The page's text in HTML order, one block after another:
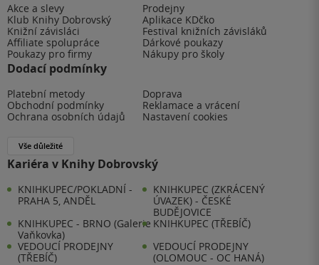
Akce a slevy
Prodejny
Klub Knihy Dobrovský
Aplikace KDčko
Knižní závisláci
Festival knižních závisláků
Affiliate spolupráce
Dárkové poukazy
Poukazy pro firmy
Nákupy pro školy
Dodací podmínky
Platební metody
Doprava
Obchodní podmínky
Reklamace a vrácení
Ochrana osobních údajů
Nastavení cookies
Vše důležité
Kariéra v Knihy Dobrovský
KNIHKUPEC/POKLADNÍ -
PRAHA 5, ANDĚL
KNIHKUPEC (ZKRÁCENÝ
ÚVAZEK) - ČESKÉ
BUDĚJOVICE
KNIHKUPEC - BRNO (Galerie
Vaňkovka)
KNIHKUPEC (TŘEBÍČ)
VEDOUCÍ PRODEJNY
(TŘEBÍČ)
VEDOUCÍ PRODEJNY
(OLOMOUC - OC HANÁ)